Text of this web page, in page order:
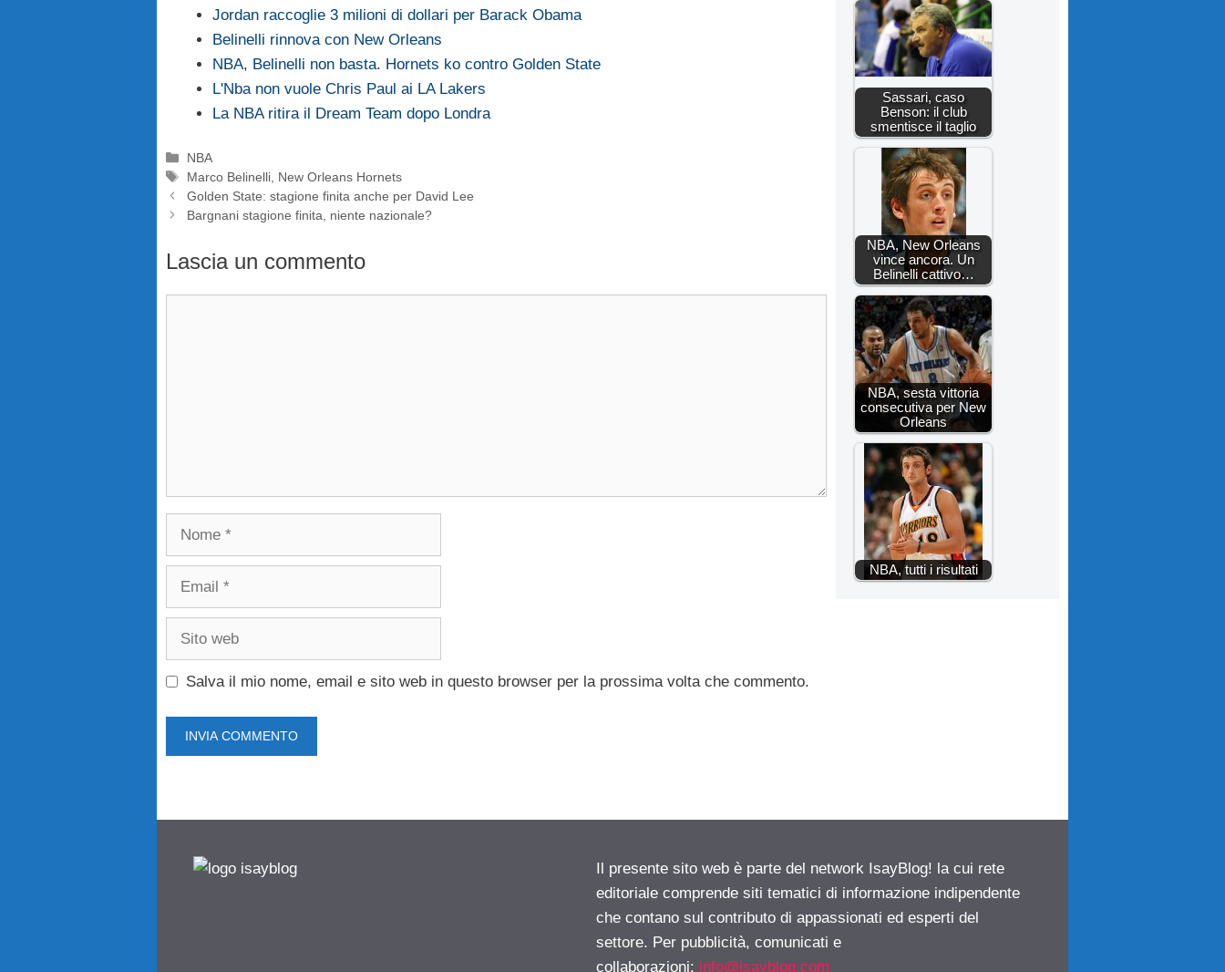
Jordan raccoglie 3 milioni di dollari per Barack Obama
Belinelli rinnova con New Orleans
NBA, Belinelli non basta. Hornets ko contro Golden State
L'Nba non vuole Chris Paul ai LA Lakers
La NBA ritira il Dream Team dopo Londra
Categorie
NBA
Tag
Marco Belinelli New Orleans Hornets
Golden State: stagione finita anche per David Lee
Bargnani stagione finita, niente nazionale?
Lascia un commento
Salva il mio nome, email e sito web in questo browser per la prossima volta che commento.
Sassari, caso
Benson: il club
smentisce il taglio
NBA, New Orleans
vince ancora. Un
Belinelli cattivo…
NBA, sesta vittoria
consecutiva per New
Orleans
NBA, tutti i risultati
Il presente sito web è parte del network IsayBlog! la cui rete
editoriale comprende siti tematici di informazione indipendente
che contano sul contributo di appassionati ed esperti del
settore. Per pubblicità, comunicati e
collaborazioni: info@isayblog.com